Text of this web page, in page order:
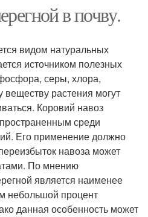
в почву.
видом натуральных
источником полезных
серы, хлора,
растения могут
Коровий навоз
среди
Его применение должно
навоза может
По мнению
является наименее
небольшой процент
данная особенность может